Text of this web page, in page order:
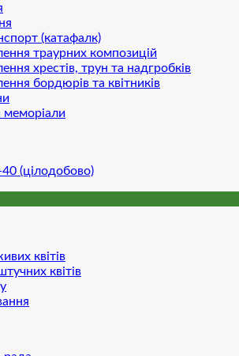
(катафалк)
траурних композицій
хрестів, трун та надгробків
бордюрів та квітників
(цілодобово)
квітів
квітів